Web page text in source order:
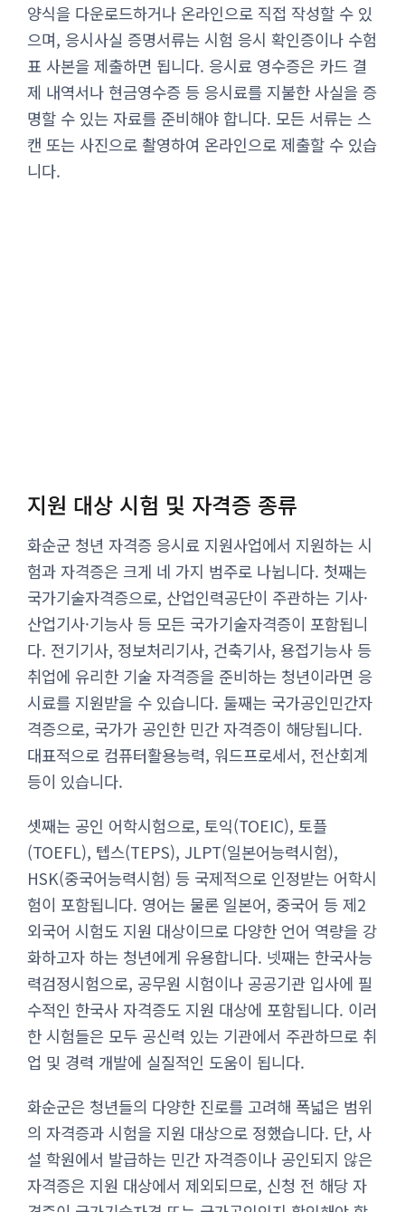
양식을 다운로드하거나 온라인으로 직접 작성할 수 있
으며, 응시사실 증명서류는 시험 응시 확인증이나 수험
표 사본을 제출하면 됩니다. 응시료 영수증은 카드 결
제 내역서나 현금영수증 등 응시료를 지불한 사실을 증
명할 수 있는 자료를 준비해야 합니다. 모든 서류는 스
캔 또는 사진으로 촬영하여 온라인으로 제출할 수 있습
니다.
지원 대상 시험 및 자격증 종류
화순군 청년 자격증 응시료 지원사업에서 지원하는 시
험과 자격증은 크게 네 가지 범주로 나뉩니다. 첫째는
국가기술자격증으로, 산업인력공단이 주관하는 기사·
산업기사·기능사 등 모든 국가기술자격증이 포함됩니
다. 전기기사, 정보처리기사, 건축기사, 용접기능사 등
취업에 유리한 기술 자격증을 준비하는 청년이라면 응
시료를 지원받을 수 있습니다. 둘째는 국가공인민간자
격증으로, 국가가 공인한 민간 자격증이 해당됩니다.
대표적으로 컴퓨터활용능력, 워드프로세서, 전산회계
등이 있습니다.
셋째는 공인 어학시험으로, 토익(TOEIC), 토플
(TOEFL), 텝스(TEPS), JLPT(일본어능력시험),
HSK(중국어능력시험) 등 국제적으로 인정받는 어학시
험이 포함됩니다. 영어는 물론 일본어, 중국어 등 제2
외국어 시험도 지원 대상이므로 다양한 언어 역량을 강
화하고자 하는 청년에게 유용합니다. 넷째는 한국사능
력검정시험으로, 공무원 시험이나 공공기관 입사에 필
수적인 한국사 자격증도 지원 대상에 포함됩니다. 이러
한 시험들은 모두 공신력 있는 기관에서 주관하므로 취
업 및 경력 개발에 실질적인 도움이 됩니다.
화순군은 청년들의 다양한 진로를 고려해 폭넓은 범위
의 자격증과 시험을 지원 대상으로 정했습니다. 단, 사
설 학원에서 발급하는 민간 자격증이나 공인되지 않은
자격증은 지원 대상에서 제외되므로, 신청 전 해당 자